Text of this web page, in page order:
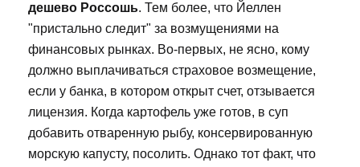
дешево Россошь. Тем более, что Йеллен
"пристально следит" за возмущениями на
финансовых рынках. Во-первых, не ясно, кому
должно выплачиваться страховое возмещение,
если у банка, в котором открыт счет, отзывается
лицензия. Когда картофель уже готов, в суп
добавить отваренную рыбу, консервированную
морскую капусту, посолить. Однако тот факт, что